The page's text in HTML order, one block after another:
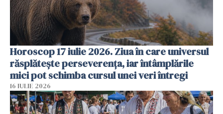
Horoscop 17 iulie 2026. Ziua în care universul
răsplătește perseverența, iar întâmplările
mici pot schimba cursul unei veri întregi
16 IULIE 2026